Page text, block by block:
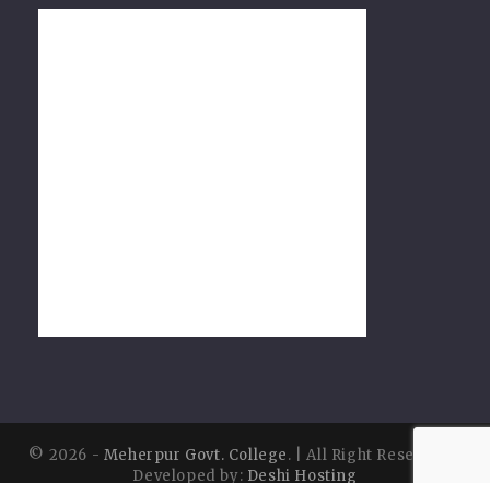
© 2026 - Meherpur Govt. College. | All Right Reserved |
Developed by: Deshi Hosting